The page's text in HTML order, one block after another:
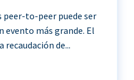
peer-to-peer puede ser
evento más grande. El
recaudación de...